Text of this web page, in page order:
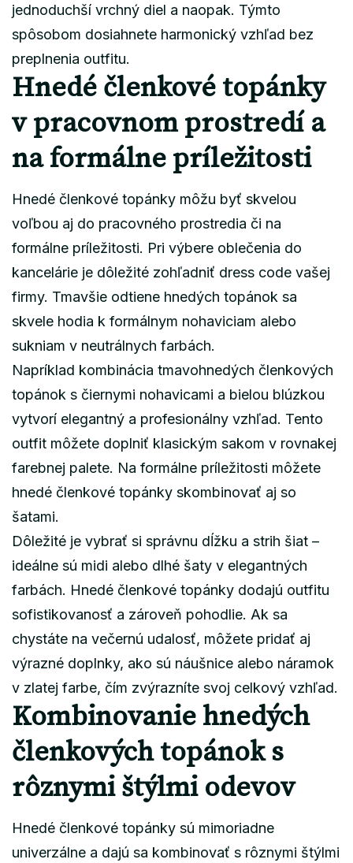
jednoduchší vrchný diel a naopak. Týmto
spôsobom dosiahnete harmonický vzhľad bez
preplnenia outfitu.
Hnedé členkové topánky
v pracovnom prostredí a
na formálne príležitosti
Hnedé členkové topánky môžu byť skvelou
voľbou aj do pracovného prostredia či na
formálne príležitosti. Pri výbere oblečenia do
kancelárie je dôležité zohľadniť dress code vašej
firmy. Tmavšie odtiene hnedých topánok sa
skvele hodia k formálnym nohaviciam alebo
sukniam v neutrálnych farbách.
Napríklad kombinácia tmavohnedých členkových
topánok s čiernymi nohavicami a bielou blúzkou
vytvorí elegantný a profesionálny vzhľad. Tento
outfit môžete doplniť klasickým sakom v rovnakej
farebnej palete. Na formálne príležitosti môžete
hnedé členkové topánky skombinovať aj so
šatami.
Dôležité je vybrať si správnu dĺžku a strih šiat –
ideálne sú midi alebo dlhé šaty v elegantných
farbách. Hnedé členkové topánky dodajú outfitu
sofistikovanosť a zároveň pohodlie. Ak sa
chystáte na večernú udalosť, môžete pridať aj
výrazné doplnky, ako sú náušnice alebo náramok
v zlatej farbe, čím zvýrazníte svoj celkový vzhľad.
Kombinovanie hnedých
členkových topánok s
rôznymi štýlmi odevov
Hnedé členkové topánky sú mimoriadne
univerzálne a dajú sa kombinovať s rôznymi štýlmi